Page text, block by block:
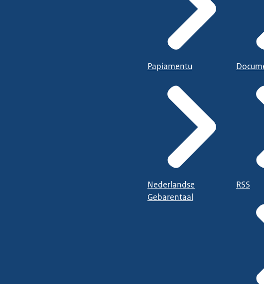
Papiamentu
Nederlandse
Gebarentaal
RSS